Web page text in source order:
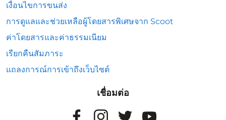
เงื่อนไขการขนส่ง
การดูแลและช่วยเหลือผู้โดยสารพิเศษจาก Scoot
ค่าโดยสารและค่าธรรมเนียม
เรียกคืนสัมภาระ
แถลงการณ์การเข้าถึงเว็บไซต์
เชื่อมต่อ